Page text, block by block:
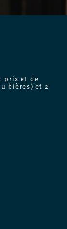
prix et de
bières) et 2